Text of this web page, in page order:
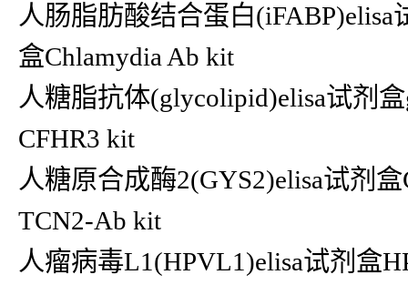
人肠脂肪酸结合蛋白
盒Chlamydia Ab kit
人糖脂抗体(glycolipid)elisa试剂
CFHR3 kit
人糖原合成酶2(GYS2)elisa试剂
TCN2-Ab kit
人瘤病毒L1(HPVL1)elisa试剂盒